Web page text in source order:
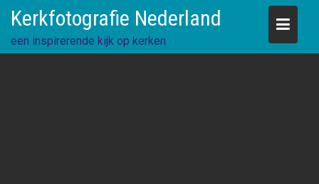
content
Kerkfotografie Nederland
een inspirerende kijk op kerken